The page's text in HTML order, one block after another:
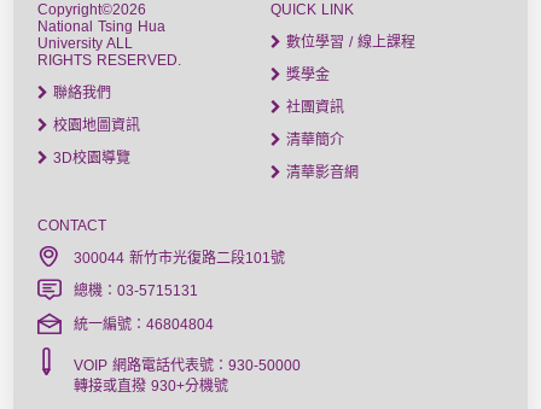
Copyright©2026
National Tsing Hua
University ALL
RIGHTS RESERVED.
聯絡我們
校園地圖資訊
3D校園導覽
QUICK LINK
數位學習 / 線上課程
獎學金
社團資訊
清華簡介
清華影音網
CONTACT
300044 新竹市光復路二段101號
總機：03-5715131
統一編號：46804804
VOIP 網路電話代表號：930-50000
轉接或直撥 930+分機號